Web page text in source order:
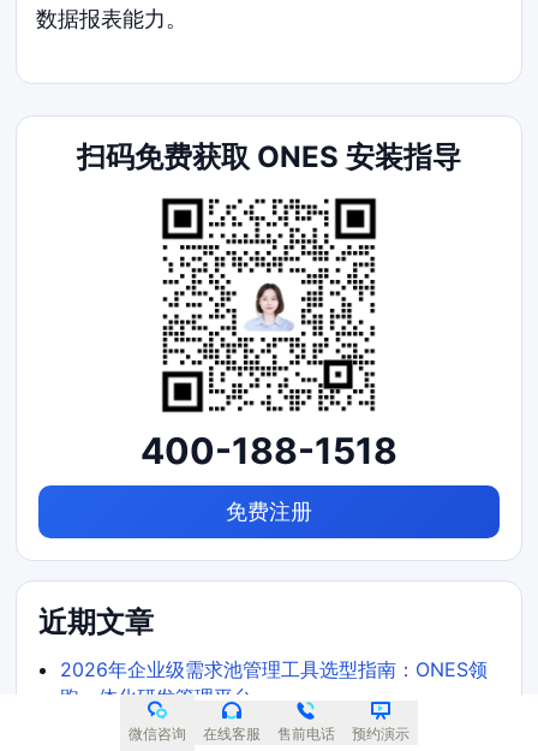
数据报表能力。
扫码免费获取 ONES 安装指导
400-188-1518
免费注册
近期文章
2026年企业级需求池管理工具选型指南：ONES领
跑一体化研发管理平台
2026年企业研发项目管理工具选型指南：6款主流
微信咨询 在线客服 售前电话 预约演示